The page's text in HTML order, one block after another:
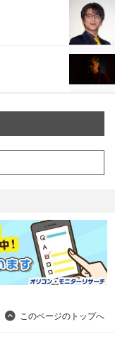
このページのトップへ